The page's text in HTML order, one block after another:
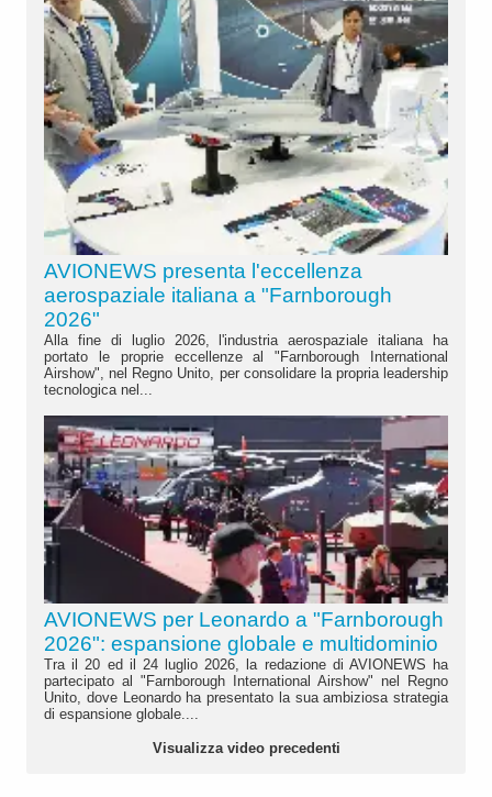
AVIONEWS presenta l'eccellenza
aerospaziale italiana a "Farnborough
2026"
Alla fine di luglio 2026, l'industria aerospaziale italiana ha
portato le proprie eccellenze al "Farnborough International
Airshow", nel Regno Unito, per consolidare la propria leadership
tecnologica nel...
AVIONEWS per Leonardo a "Farnborough
2026": espansione globale e multidominio
Tra il 20 ed il 24 luglio 2026, la redazione di AVIONEWS ha
partecipato al "Farnborough International Airshow" nel Regno
Unito, dove Leonardo ha presentato la sua ambiziosa strategia
di espansione globale....
Visualizza video precedenti